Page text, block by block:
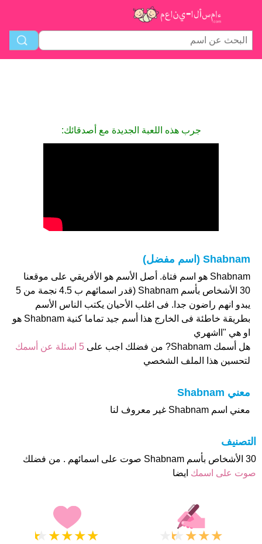
جرب هذه اللعبة الجديدة مع أصدقائك:
Shabnam (اسم مفضل)
Shabnam هو اسم فتاة. أصل الأسم هو الأفريقي على موقعنا
30 الأشخاص بأسم Shabnam (قدر اسمائهم ب 4.5 نجمة من 5
يبدو انهم راضون جدا. فى اغلب الأحيان يكتب الناس الأسم
بطريقة خاطئة فى الخارج هذا أسم جيد تماما كنية Shabnam هو
او هي "ااشهري
هل أسمك Shabnam? من فضلك اجب على
5 اسئلة عن أسمك
لتحسين هذا الملف الشخصي
معني Shabnam
معني اسم Shabnam غير معروف لنا
التصنيف
30 الأشخاص بأسم Shabnam صوت على اسمائهم . من فضلك
صوت على اسمك ايضا
★
★
★
★
★ ★
★
★
★